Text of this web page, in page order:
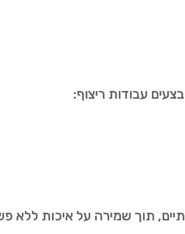
עבודות ריצוף:
תוך שמירה על איכות ללא